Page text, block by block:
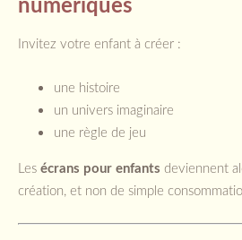
Invitez votre enfant à créer :
une histoire
un univers imaginaire
une règle de jeu
Les écrans pour enfants deviennent
création, et non de simple